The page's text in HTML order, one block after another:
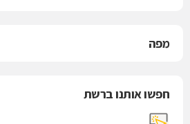
מפה
חפשו אותנו ברשת